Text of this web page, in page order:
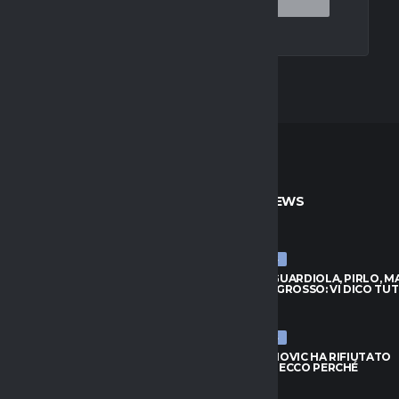
ULTIME NEWS
ULTIME NEWS
MALDINI: “GUARDIOLA, PIRLO,
DE ROSSI E GROSSO: VI DICO
ULTIME NEWS
LAZIO, IVANOVIC HA RIFIUTATO
L’OFFERTA: ECCO PERCHÉ